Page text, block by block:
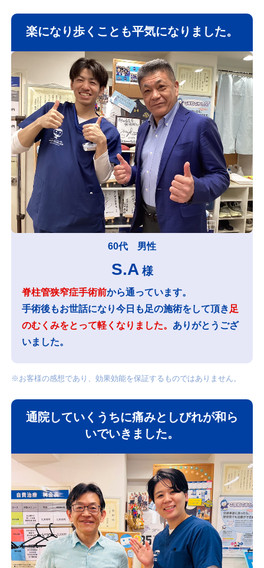
楽になり歩くことも平気になりました。
60代 男性
S.A 様
脊柱管狭窄症手術前から通っています。
手術後もお世話になり今日も足の施術をして頂き 足
のむくみをとって軽くなりました。 ありがとうござ
いました。
※お客様の感想であり、効果効能を保証するものではありません。
通院していくうちに痛みとしびれが和ら
いでいきました。